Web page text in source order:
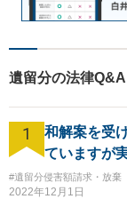
遺留分の法律
1
和解案を受
ていますが
#遺留分侵害額請求・放棄
2022年12月1日